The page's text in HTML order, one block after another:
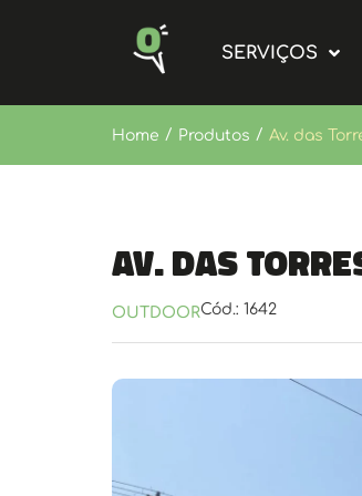
SERVIÇOS
Home / Produtos / Av. das
Av. das
OUTDOORCód.: 1642